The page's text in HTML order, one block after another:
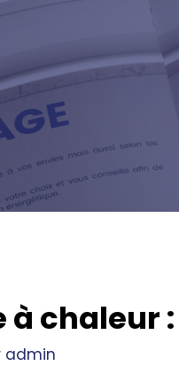
à chaleur
admin